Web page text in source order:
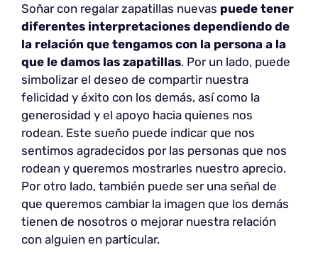
Soñar con regalar zapatillas nuevas puede tener
diferentes interpretaciones dependiendo de
la relación que tengamos con la persona a la
que le damos las zapatillas. Por un lado, puede
simbolizar el deseo de compartir nuestra
felicidad y éxito con los demás, así como la
generosidad y el apoyo hacia quienes nos
rodean. Este sueño puede indicar que nos
sentimos agradecidos por las personas que nos
rodean y queremos mostrarles nuestro aprecio.
Por otro lado, también puede ser una señal de
que queremos cambiar la imagen que los demás
tienen de nosotros o mejorar nuestra relación
con alguien en particular.